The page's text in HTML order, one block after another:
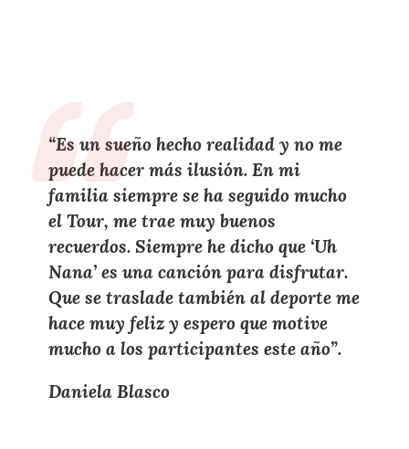
“Es un sueño hecho realidad y no me
puede hacer más ilusión. En mi
familia siempre se ha seguido mucho
el Tour, me trae muy buenos
recuerdos. Siempre he dicho que ‘Uh
Nana’ es una canción para disfrutar.
Que se traslade también al deporte me
hace muy feliz y espero que motive
mucho a los participantes este año”.
Daniela Blasco